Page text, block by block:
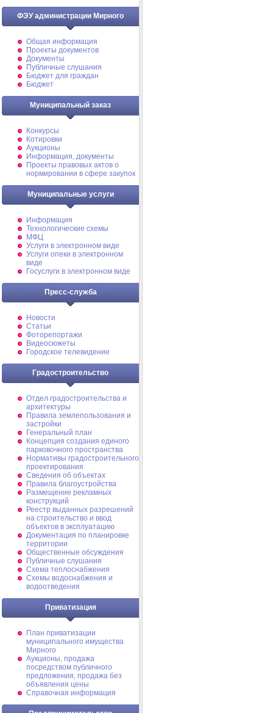
ФЭУ администрации Мирного
Общая информация
Проекты документов
Документы
Публичные слушания
Бюджет для граждан
Бюджет
Муниципальный заказ
Конкурсы
Котировки
Аукционы
Информация, документы
Проекты правовых актов о
нормировании в сфере закупок
Муниципальные услуги
Информация
Технологические схемы
МФЦ
Услуги в электронном виде
Услуги опеки в электронном
виде
Госуслуги в электронном виде
Пресс-служба
Новости
Статьи
Фоторепортажи
Видеосюжеты
Городское телевидение
Градостроительство
Отдел градостроительства и
архитектуры
Правила землепользования и
застройки
Генеральный план
Концепция создания единого
парковочного пространства
Нормативы градостроительного
проектирования
Сведения об объектах
Правила благоустройства
Размещение рекламных
конструкций
Реестр выданных разрешений
на строительство и ввод
объектов в эксплуатацию
Документация по планировке
территории
Общественные обсуждения
Публичные слушания
Схема теплоснабжения
Схемы водоснабжения и
водоотведения
Приватизация
План приватизации
муниципального имущества
Мирного
Аукционы, продажа
посредством публичного
предложения, продажа без
объявления цены
Справочная информация